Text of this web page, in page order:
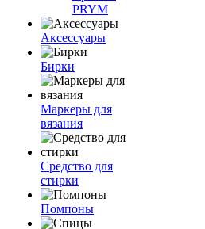
PRYM
Аксессуары
Бирки
Маркеры для
вязания
Средство для
стирки
Помпоны